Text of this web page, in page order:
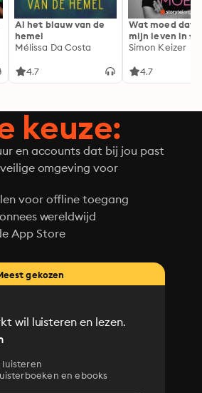
Al het blauw van de
hemel
Mélissa Da Costa
4.7
Wat moed dat
mijn leven in
Simon Keizer
4.7
keuze:
en accounts dat bij jou past
omgeving voor
voor offline toegang
wereldwijd
App Store
gekozen
wil luisteren en lezen.
luisteren
en ebooks